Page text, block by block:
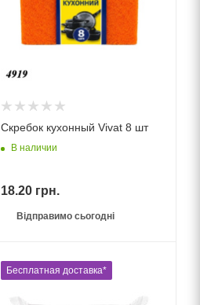
Скребок кухонный Vivat 8 шт
В наличии
18.20грн.
Відправимо сьогодні
Бесплатная доставка*